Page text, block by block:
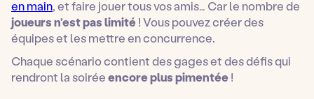
en main, et faire jouer tous vos amis… Car le nombre de
joueurs n’est pas limité! Vous pouvez créer des
équipes et les mettre en concurrence.
Chaque scénario contient des gages et des défis qui
rendront la soiréeencore plus pimentée!